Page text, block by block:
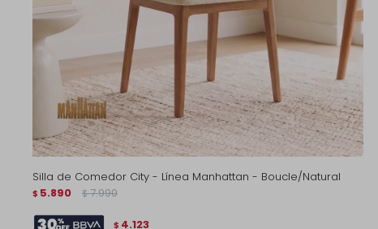
Silla de Comedor City - Línea Manhattan - Boucle/Natural
$ 5.890 $ 7.990
$ 4.123